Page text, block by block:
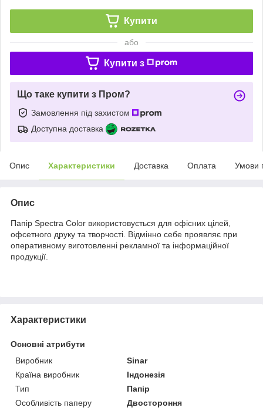
Купити
або
Купити з
Що таке купити з Пром?
Замовлення під захистом
Доступна доставка
Опис Характеристики Доставка Оплата Умови
Опис
Папір Spectra Color використовується для офісних цілей,
офсетного друку та творчості. Відмінно себе проявляє при
оперативному виготовленні рекламної та інформаційної
продукції.
Характеристики
Основні атрибути
Виробник
Sinar
Країна виробник
Індонезія
Тип
Папір
Особливість паперу
Двостороння